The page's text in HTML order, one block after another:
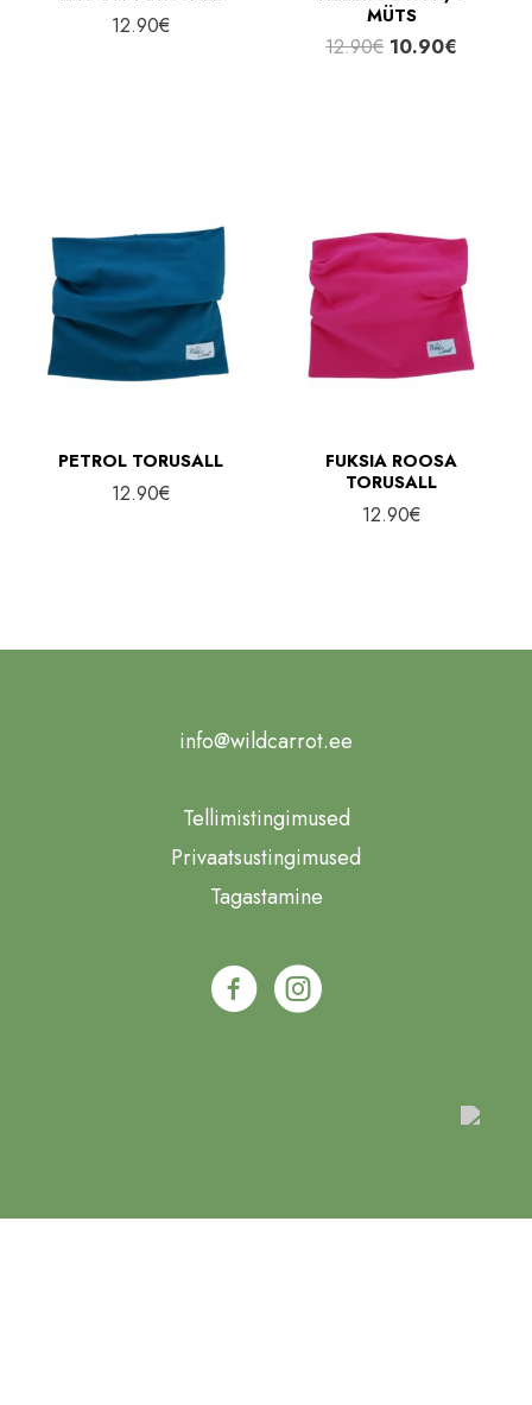
12.90€
MÜTS
12.90€ Algne
10.90€
PETROL TORUSALL
12.90€
FUKSIA ROOSA
TORUSALL
12.90€
info@wildcarrot.ee
Tellimistingimused
Privaatsustingimused
Tagastamine